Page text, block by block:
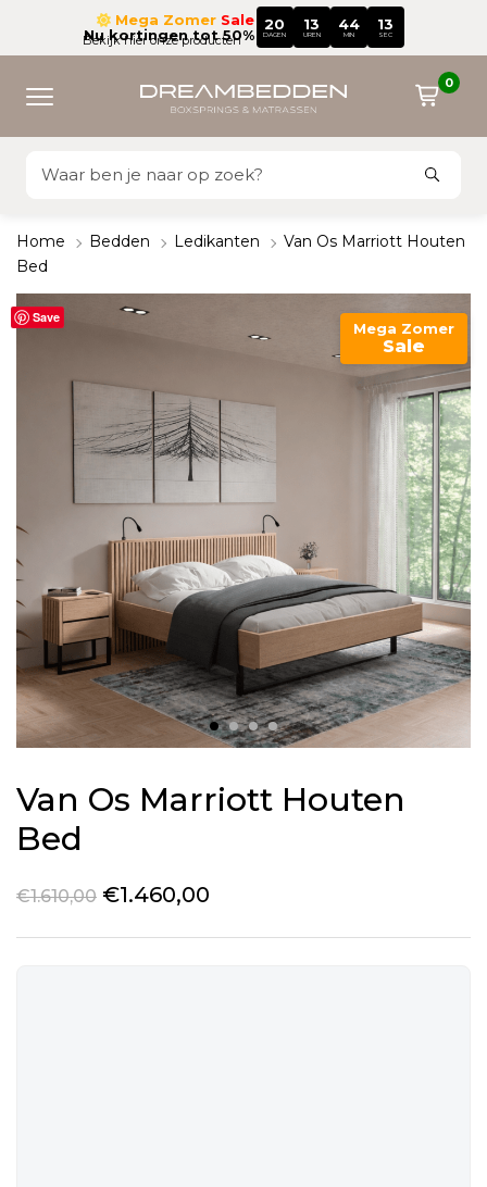
Mega Zomer Sale
Nu kortingen tot 50%
20
DAGEN
13
UREN
44
MIN
12
SEC
Bekijk hier onze producten
0
Home Bedden Ledikanten
Van Os Marriott Houten
Bed
Mega Zomer
Sale
Save
Van Os Marriott Houten
Bed
€1.610,00 €1.460,00